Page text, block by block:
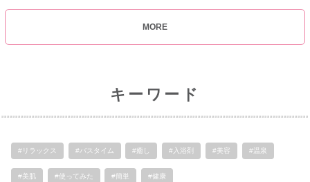
MORE
キーワード
#リラックス #バスタイム #癒し #入浴剤 #美容 #温泉
#美肌 #使ってみた #簡単 #健康